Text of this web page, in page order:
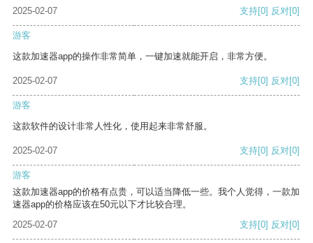
2025-02-07 支持[0] 反对[0]
游客
这款加速器app的操作非常简单，一键加速就能开启，非常方便。
2025-02-07 支持[0] 反对[0]
游客
这款软件的设计非常人性化，使用起来非常舒服。
2025-02-07 支持[0] 反对[0]
游客
这款加速器app的价格有点贵，可以适当降低一些。我个人觉得，一款加
速器app的价格应该在50元以下才比较合理。
2025-02-07
支持[0] 反对[0]